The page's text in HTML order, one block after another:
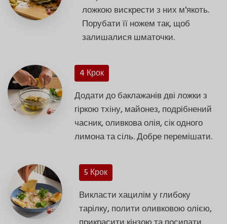
ложкою вискрести з них м'якоть.
Порубати її ножем так, щоб
залишалися шматочки.
4 Крок
Додати до баклажанів дві ложки з
гіркою тхіну, майонез, подрібнений
часник, оливкова олія, сік одного
лимона та сіль. Добре перемішати.
5 Крок
Викласти хацилім у глибоку
тарілку, полити оливковою олією,